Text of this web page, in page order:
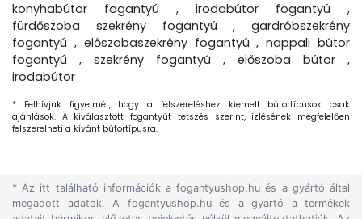
konyhabútor fogantyú , irodabútor fogantyú ,
fürdőszoba szekrény fogantyú , gardróbszekrény
fogantyú , előszobaszekrény fogantyú , nappali bútor
fogantyú , szekrény fogantyú , előszoba bútor ,
irodabútor
* Felhívjuk figyelmét, hogy a felszereléshez kiemelt bútortípusok csak
ajánlások. A kiválasztott fogantyút tetszés szerint, ízlésének megfelelően
felszerelheti a kívánt bútortípusra.
* Az itt található információk a fogantyushop.hu és a gyártó által
megadott adatok. A fogantyushop.hu és a gyártó a termékek